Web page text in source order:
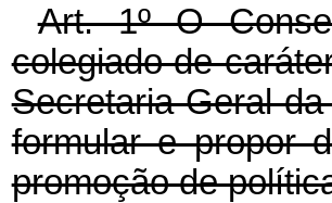
Art. 1º O
colegiado de
Secretaria-Geral
formular e propor
promoção de